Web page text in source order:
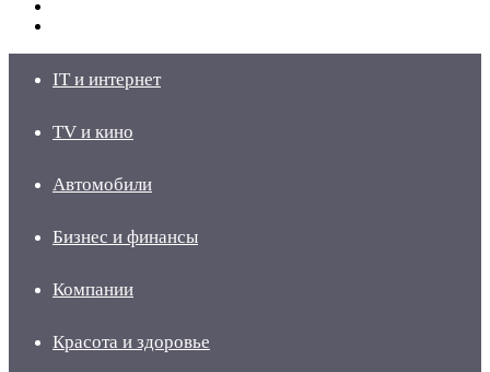
IT и интернет
TV и кино
Автомобили
Бизнес и финансы
Компании
Красота и здоровье